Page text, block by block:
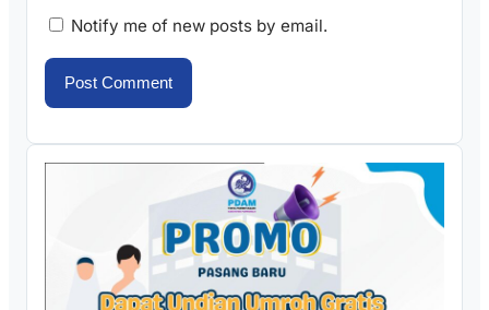
Notify me of new posts by email.